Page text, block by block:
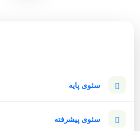
سئوی پایه
سئوی پیشرفته